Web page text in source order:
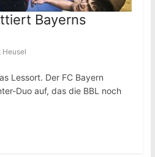
Bayerns
Heusel
Lessort. Der FC Bayern
Duo auf, das die BBL noch